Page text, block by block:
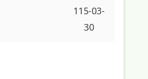
115-03-
30